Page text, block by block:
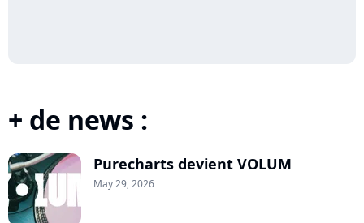
+ de news :
Purecharts devient VOLUM
May 29, 2026